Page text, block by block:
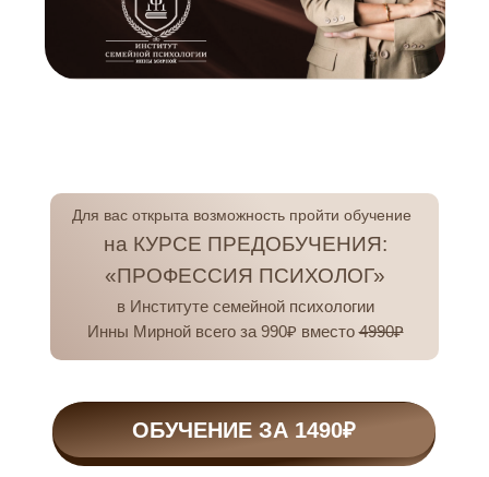
ОБУЧЕНИЕ ЗА 1490₽
Для вас открыта возможность пройти обучение
на КУРСЕ ПРЕДОБУЧЕНИЯ:
«ПРОФЕССИЯ ПСИХОЛОГ»
в Институте семейной психологии
Инны Мирной всего за 990₽ вместо4990₽